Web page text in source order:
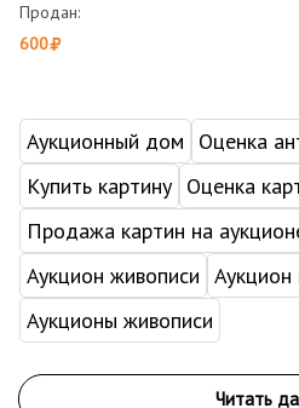
Продан:
600
Аукционный дом
Оценка
Купить картину Оценка
Продажа картин на
Аукцион живописи Аукцион
Аукционы живописи